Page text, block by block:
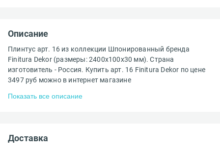
Описание
Плинтус арт. 16 из коллекции Шпонированный бренда
Finitura Dekor (размеры: 2400x100x30 мм). Страна
изготовитель - Россия. Купить арт. 16 Finitura Dekor по цене
3497 руб можно в интернет магазине
Показать все описание
Доставка